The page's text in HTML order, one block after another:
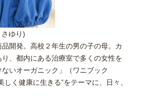
ゆり)
開発。高校２年生の男の子の母。カ
、都内にある治療室で多くの女性を
いオーガニック」（ワニブック
しく健康に生きる”をテーマに、日々、